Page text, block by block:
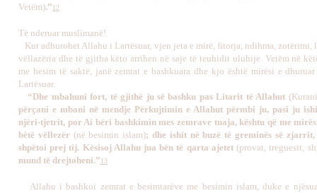
Vetëm).”12
Të nderuar muslimanë!
Kur adhurohet Allahu i Lartësuar, vjen jeta e mirë, fitorja, ndihma, zotërimi,
vëllazëria dhe të gjitha këto arrihen në saje të teuhidit uluhije. Vetëm në
me besim të saktë, janë zemrat e bashkuara dhe kjo është mirësi e
Lartësuar.
“Dhe mbahuni fort, të gjithë ju së bashku pas Litarit të Allahut
përçani e mbani në mendje Përkujtimin e Allahut përmbi ju, pasi ju
njëri-tjetrit, por Ai bëri bashkimin mes zemrave tuaja, kështu që me
bëtë vëllezër (në besimin islam); dhe ishit në buzë të greminës së
shpëtoi prej tij. Kësisoj Allahu jua bën të qarta ajetet(provat, treguesit,
mund të drejtoheni.”13
Allahu i bashkoi zemrat e besimtarëve me besimin islam, duke e